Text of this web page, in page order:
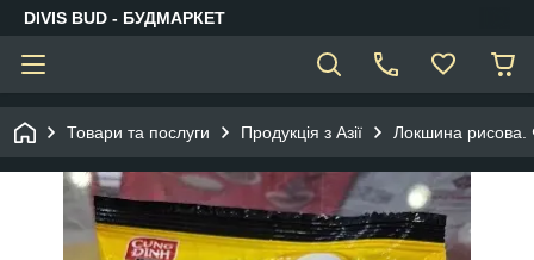
DIVIS BUD - БУДМАРКЕТ
Товари та послуги Продукція з Азії Локшина